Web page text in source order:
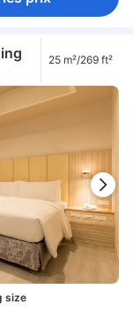
25 m²/269 ft²
size